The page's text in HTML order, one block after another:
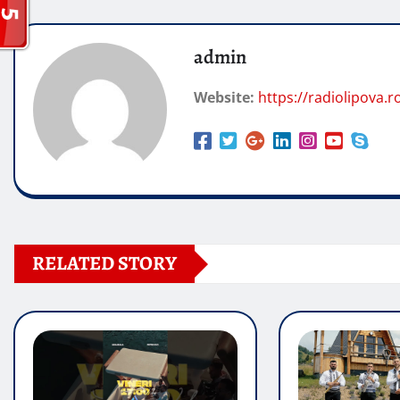
admin
Website: https://
RELATED STORY